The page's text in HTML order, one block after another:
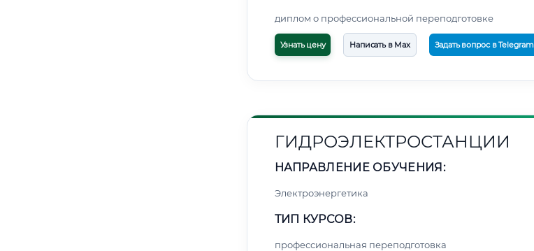
диплом о профессиональной переподготовке
Узнать цену Написать в Max Задать вопрос в Telegram
ГИДРОЭЛЕКТРОСТАНЦИИ
НАПРАВЛЕНИЕ ОБУЧЕНИЯ:
Электроэнергетика
ТИП КУРСОВ:
профессиональная переподготовка